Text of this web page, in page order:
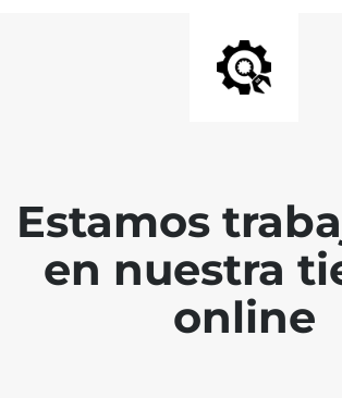
Estamos
en nuestra
online